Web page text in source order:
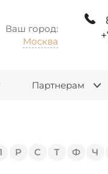
Ваш город:
Москва
Партнерам
Р С Т Ф Ч